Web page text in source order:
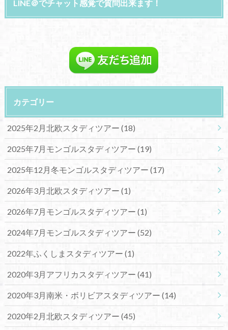
LINE＠でチャット感覚で質問出来ます！
カテゴリー
2025年2月北欧スタディツアー (18)
2025年7月モンゴルスタディツアー (19)
2025年12月冬モンゴルスタディツアー (17)
2026年3月北欧スタディツアー (1)
2026年7月モンゴルスタディツアー (1)
2024年7月モンゴルスタディツアー (52)
2022年ふくしまスタディツアー (1)
2020年3月アフリカスタディツアー (41)
2020年3月南米・ボリビアスタディツアー (14)
2020年2月北欧スタディツアー (45)